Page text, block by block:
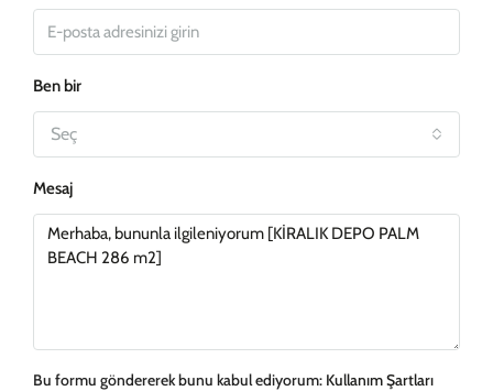
Ben bir
Seç
Mesaj
Bu formu göndererek bunu kabul ediyorum: Kullanım Şartları